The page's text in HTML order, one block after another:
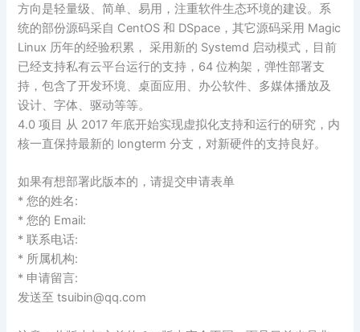
方向是轻量级、简单、易用，注重软件生态环境的建设。系
统的部份源码采自 CentOS 和 DSpace，其它源码采用 Magic
Linux 历年的经验积累， 采用新的 Systemd 启动模式，目前
已经支持私有云平台运行的支持，64 位构架，弹性部署支
持，包含了开发环境、桌面应用、办公软件、多媒体播放及
设计、字体、驱动等等。
4.0 项目 从 2017 年底开始实现虚拟化支持和运行的研究，内
核一直保持最新的 longterm 分支，对新硬件的支持良好。
如果有想部署此版本的，请提交申请表单
* 您的姓名:
* 您的 Email:
* 联系电话:
* 所属机构:
* 申请留言:
发送至tsuibin@qq.com